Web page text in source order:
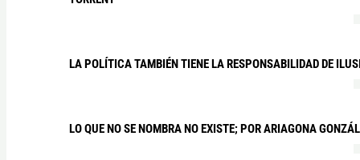
LA POLÍTICA TAMBIÉN TIENE LA RESPONSABILIDAD DE
LO QUE NO SE NOMBRA NO EXISTE; POR ARIAGONA